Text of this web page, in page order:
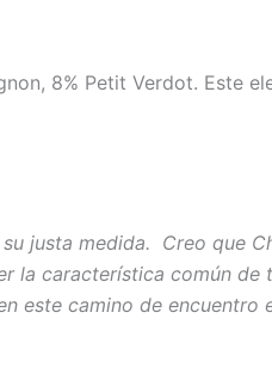
8% Petit Verdot. Este
justa medida. Creo que
la característica común de
este camino de